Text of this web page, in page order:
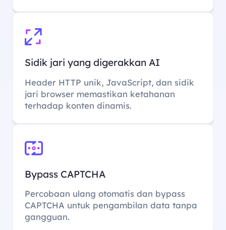
Sidik jari yang digerakkan AI
Header HTTP unik, JavaScript, dan sidik
jari browser memastikan ketahanan
terhadap konten dinamis.
Bypass CAPTCHA
Percobaan ulang otomatis dan bypass
CAPTCHA untuk pengambilan data tanpa
gangguan.